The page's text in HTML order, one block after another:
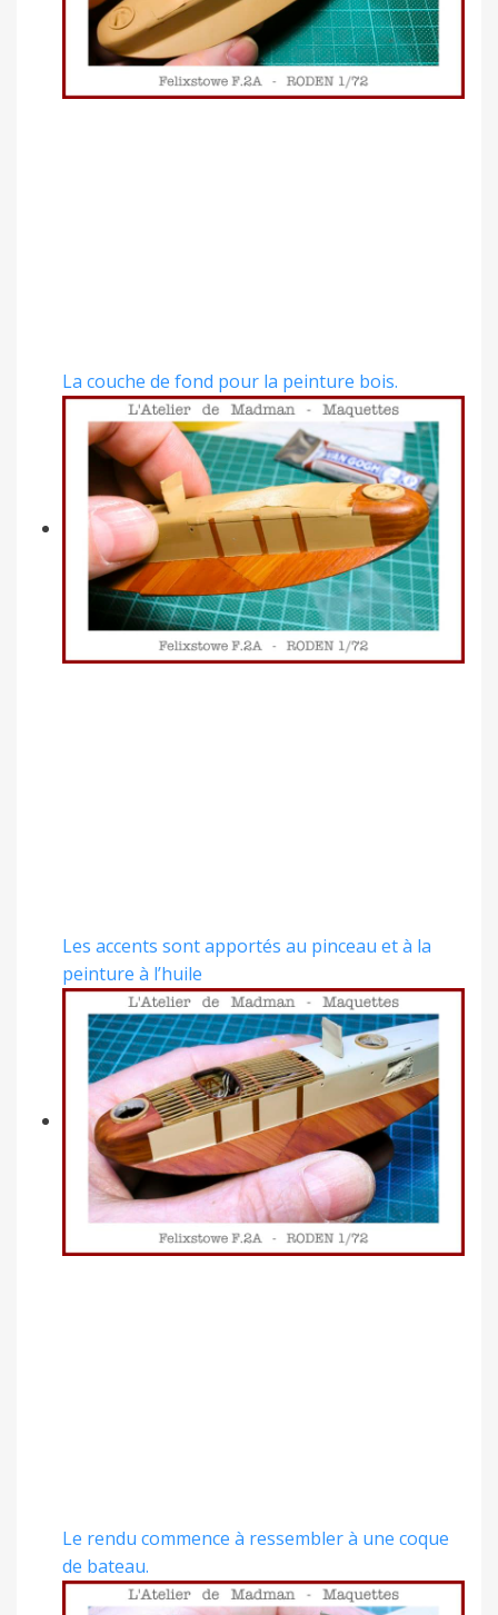
La couche de fond pour la peinture bois.
Les accents sont apportés au pinceau et à la
peinture à l’huile
Le rendu commence à ressembler à une coque
de bateau.